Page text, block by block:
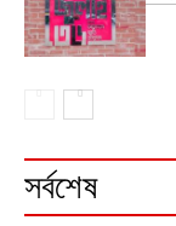
সর্বশেষ